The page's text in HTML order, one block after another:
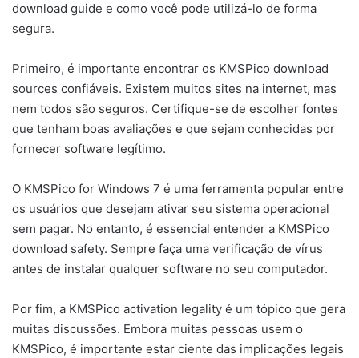
download guide e como você pode utilizá-lo de forma
segura.
Primeiro, é importante encontrar os KMSPico download
sources confiáveis. Existem muitos sites na internet, mas
nem todos são seguros. Certifique-se de escolher fontes
que tenham boas avaliações e que sejam conhecidas por
fornecer software legítimo.
O KMSPico for Windows 7 é uma ferramenta popular entre
os usuários que desejam ativar seu sistema operacional
sem pagar. No entanto, é essencial entender a KMSPico
download safety. Sempre faça uma verificação de vírus
antes de instalar qualquer software no seu computador.
Por fim, a KMSPico activation legality é um tópico que gera
muitas discussões. Embora muitas pessoas usem o
KMSPico, é importante estar ciente das implicações legais